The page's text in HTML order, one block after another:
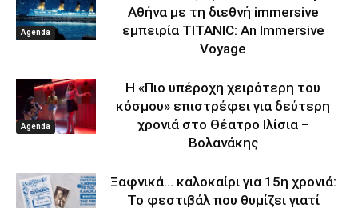
Agenda
Αθήνα με τη διεθνή immersive
εμπειρία TITANIC: An Immersive
Voyage
Agenda
Η «Πιο υπέροχη χειρότερη του
κόσμου» επιστρέφει για δεύτερη
χρονιά στο Θέατρο Ιλίσια –
Βολανάκης
Ξαφνικά… καλοκαίρι για 15η χρονιά:
Το φεστιβάλ που θυμίζει γιατί